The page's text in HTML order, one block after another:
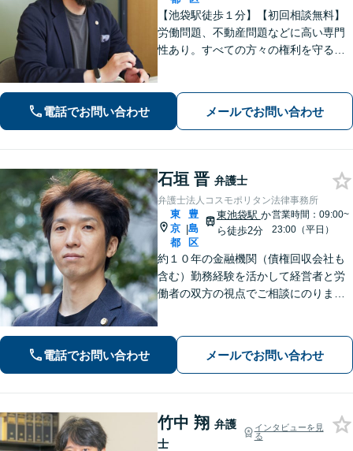
【池袋駅徒歩１分】【初回相談無料】
労働問題、不動産問題などに高い専門
性あり。すべての方々の権利を守る熱
電話でお問い合わせ メールでお問い合わせ
石垣 晋 弁護士
弁護士法人コスモポリタン法律事務所
東
京
都
|
豊
島
区
東池袋駅 か
ら徒歩2分
営業時間：09:00~
23:00（平日）
約１０年の金融機関（債権回収会社も
含む）勤務経験を活かして経営者と労
働者の双方の視点でご相談にのりま
みの解決策を一緒に考えていきます。
電話でお問い合わせ メールでお問い合わせ
竹中 翔 弁護
士
インタビューを見
る